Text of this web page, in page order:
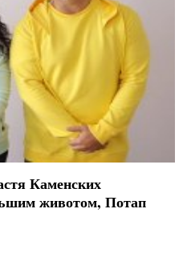
Каменских
животом, Потап